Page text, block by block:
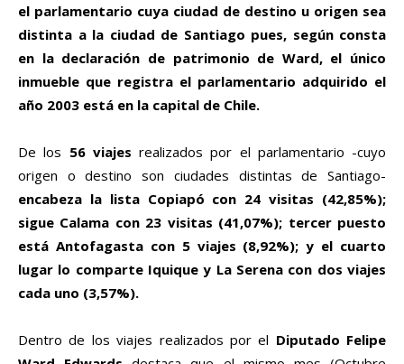
el parlamentario cuya ciudad de destino u origen sea
distinta a la ciudad de Santiago pues, según consta
en la declaración de patrimonio de Ward, el único
inmueble que registra el parlamentario adquirido el
año 2003 está en la capital de Chile.
De los 56 viajes realizados por el parlamentario -cuyo
origen o destino son ciudades distintas de Santiago-
encabeza la lista Copiapó con 24 visitas (42,85%);
sigue Calama con 23 visitas (41,07%); tercer puesto
está Antofagasta con 5 viajes (8,92%); y el cuarto
lugar lo comparte Iquique y La Serena con dos viajes
cada uno (3,57%).
Dentro de los viajes realizados por el Diputado Felipe